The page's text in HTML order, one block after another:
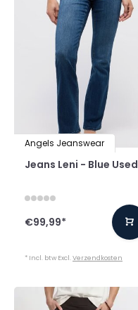
Angels Jeanswear
Jeans Leni - Blue Used
€99,99*
* Incl. btw Excl.Verzendkosten